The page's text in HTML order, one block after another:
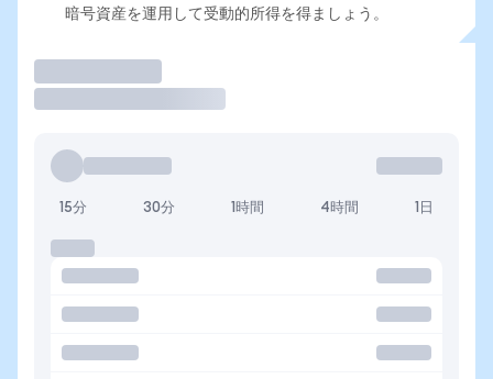
暗号資産を運用して受動的所得を得ましょう。
15分 30分 1時間 4時間 1日